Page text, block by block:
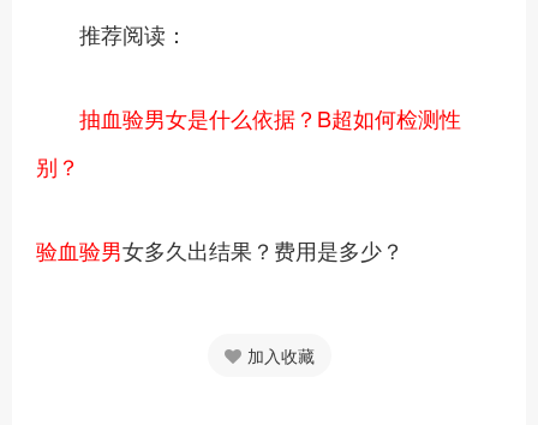
推荐阅读：
抽血验男女是什么依据？B超如何检测性
别？
验血验男女多久出结果？费用是多少？
加入收藏